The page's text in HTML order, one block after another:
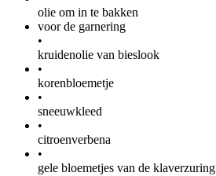
olie om in te bakken
voor de garnering
•
kruidenolie van bieslook
•
korenbloemetje
•
sneeuwkleed
•
citroenverbena
•
gele bloemetjes van de klaverzuring